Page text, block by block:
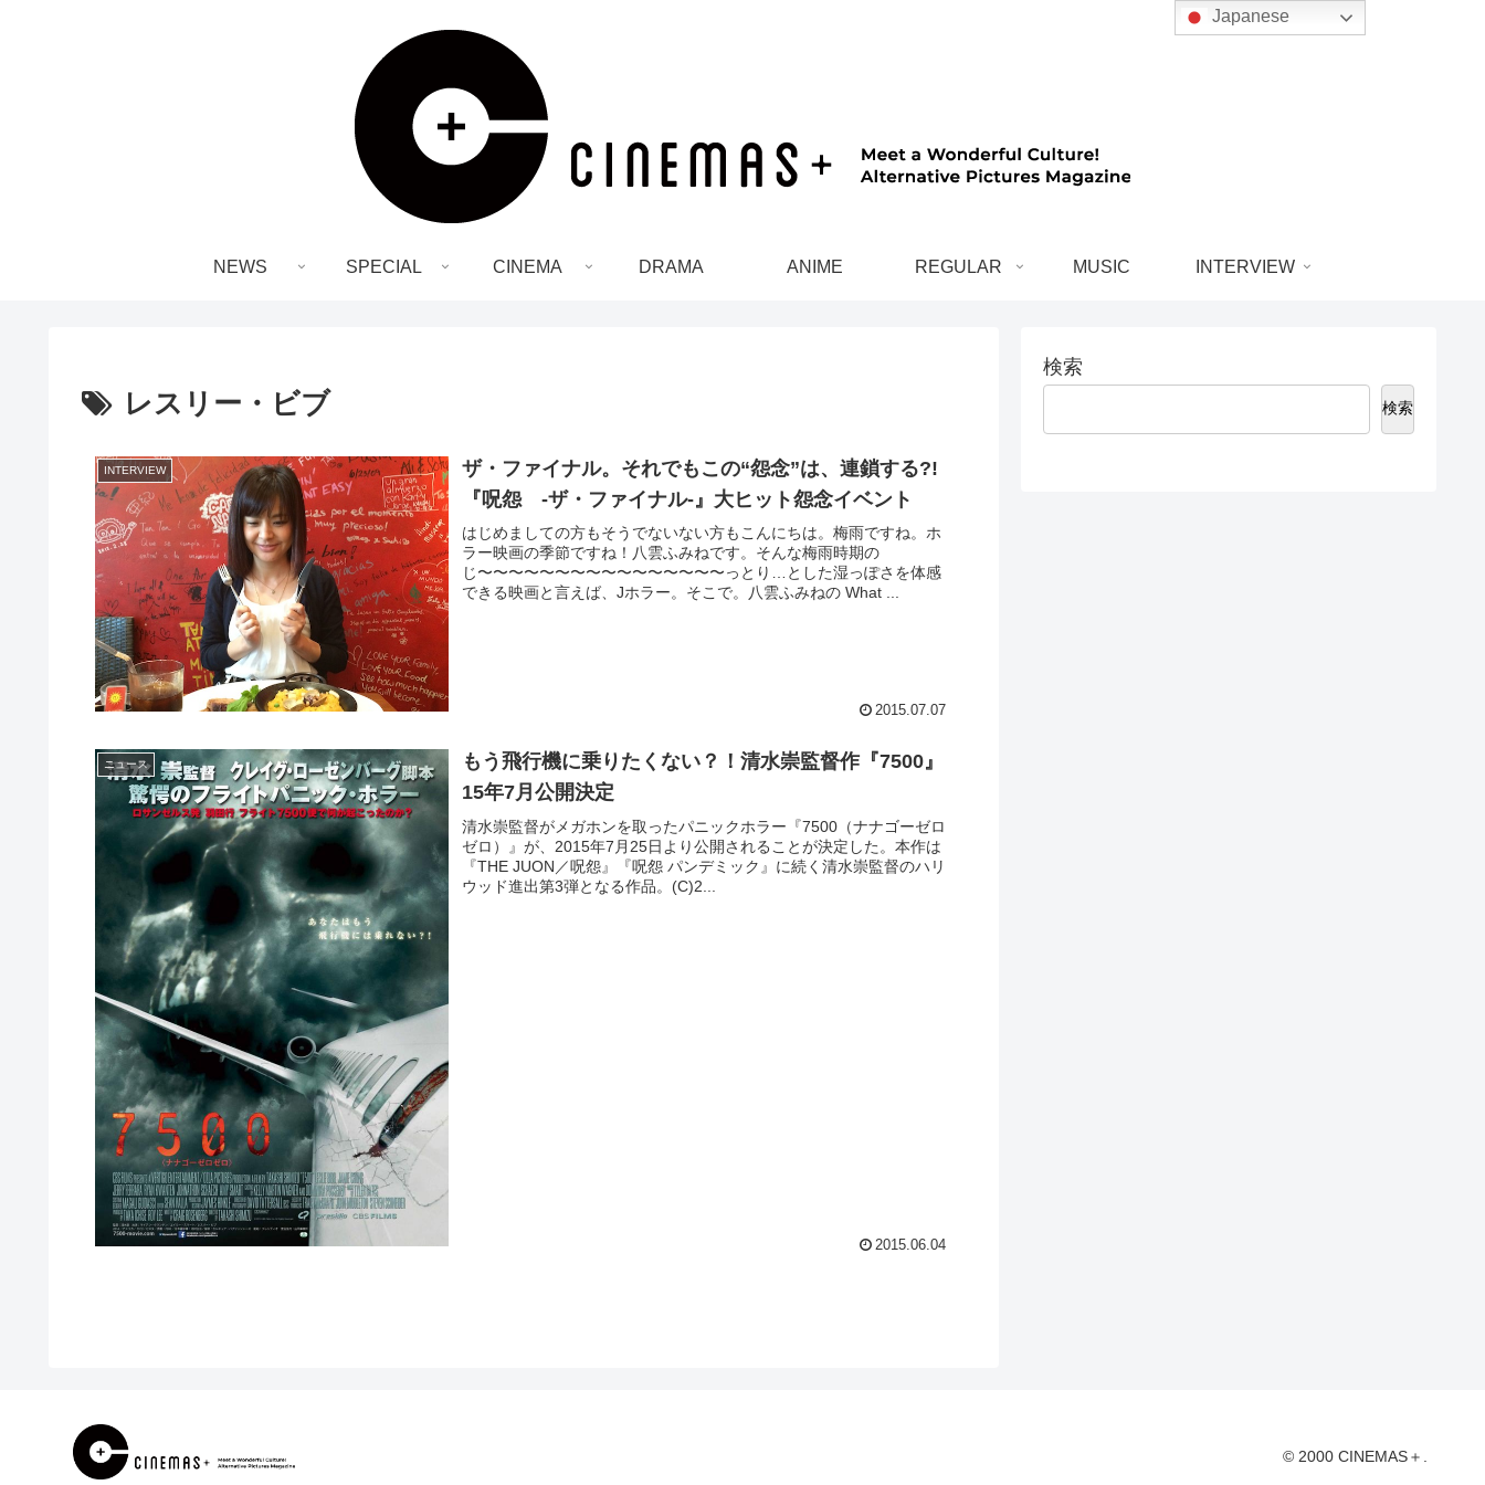
NEWS SPECIAL CINEMA DRAMA ANIME REGULAR MUSIC INTERVIEW
レスリー・ビブ
INTERVIEW
ザ・ファイナル。それでもこの“怨念”は、連鎖する?!
『呪怨 -ザ・ファイナル-』大ヒット怨念イベント
はじめましての方もそうでないない方もこんにちは。梅雨ですね。ホ
ラー映画の季節ですね！八雲ふみねです。そんな梅雨時期の
じ〜〜〜〜〜〜〜〜〜〜〜〜〜〜〜〜っとり…とした湿っぽさを体感
できる映画と言えば、Jホラー。そこで。八雲ふみねの What ...
2015.07.07
ニュース
もう飛行機に乗りたくない？！清水崇監督作『7500』
15年7月公開決定
清水崇監督がメガホンを取ったパニックホラー『7500（ナナゴーゼロ
ゼロ）』が、2015年7月25日より公開されることが決定した。本作は
『THE JUON／呪怨』『呪怨 パンデミック』に続く清水崇監督のハリ
ウッド進出第3弾となる作品。(C)2...
2015.06.04
検索
検索
© 2000 CINEMAS＋.
Japanese